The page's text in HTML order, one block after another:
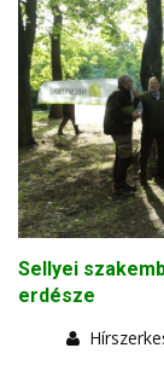
Sellyei
erdésze